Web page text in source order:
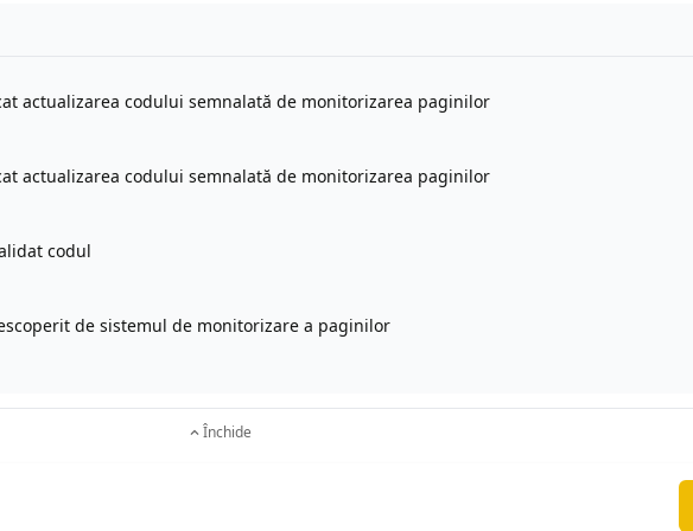
actualizarea codului semnalată de monitorizarea paginilor
actualizarea codului semnalată de monitorizarea paginilor
codul
de sistemul de monitorizare a paginilor
Închide